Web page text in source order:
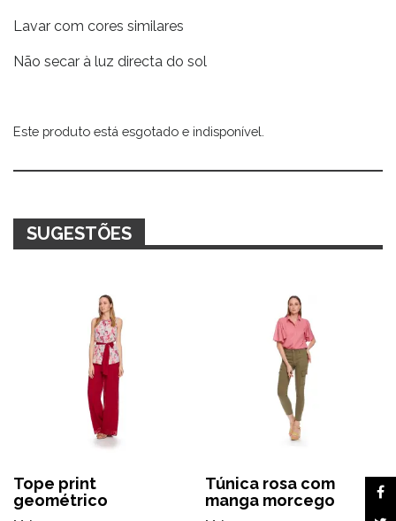
Lavar com cores similares
Não secar à luz directa do sol
Este produto está esgotado e indisponível.
Alternative:
SUGESTÕES
Tope print
geométrico
Túnica rosa com
manga morcego